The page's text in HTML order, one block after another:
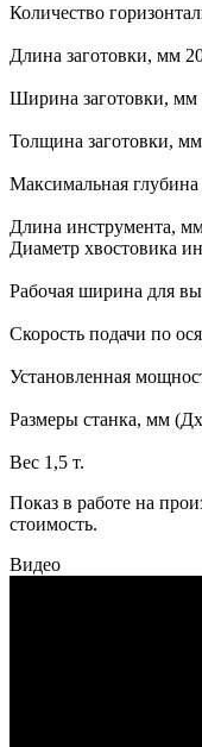
Количество
Длина заготовки, мм
Ширина заготовки, мм
Толщина заготовки,
Максимальная
Длина инструмента,
Диаметр хвостовика
Рабочая ширина для
Скорость подачи по
Установленная
Размеры станка, мм
Вес 1,5 т.
Показ в работе на
стоимость.
Видео